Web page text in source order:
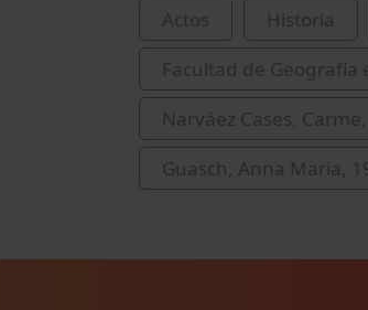
Actos
Historia
Facultad de Geografía
Narváez Cases,
Guasch, Anna Maria,